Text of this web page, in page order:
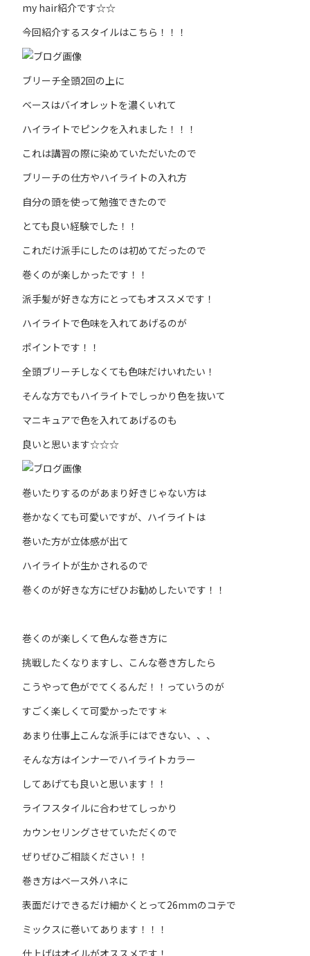
my hair紹介です☆☆
今回紹介するスタイルはこちら！！！
ブリーチ全頭2回の上に
ベースはバイオレットを濃くいれて
ハイライトでピンクを入れました！！！
これは講習の際に染めていただいたので
ブリーチの仕方やハイライトの入れ方
自分の頭を使って勉強できたので
とても良い経験でした！！
これだけ派手にしたのは初めてだったので
巻くのが楽しかったです！！
派手髪が好きな方にとってもオススメです！
ハイライトで色味を入れてあげるのが
ポイントです！！
全頭ブリーチしなくても色味だけいれたい！
そんな方でもハイライトでしっかり色を抜いて
マニキュアで色を入れてあげるのも
良いと思います☆☆☆
巻いたりするのがあまり好きじゃない方は
巻かなくても可愛いですが、ハイライトは
巻いた方が立体感が出て
ハイライトが生かされるので
巻くのが好きな方にぜひお勧めしたいです！！
巻くのが楽しくて色んな巻き方に
挑戦したくなりますし、こんな巻き方したら
こうやって色がでてくるんだ！！っていうのが
すごく楽しくて可愛かったです＊
あまり仕事上こんな派手にはできない、、、
そんな方はインナーでハイライトカラー
してあげても良いと思います！！
ライフスタイルに合わせてしっかり
カウンセリングさせていただくので
ぜりぜひご相談ください！！
巻き方はベース外ハネに
表面だけできるだけ細かくとって26mmのコテで
ミックスに巻いてあります！！！
仕上げはオイルがオススメです！